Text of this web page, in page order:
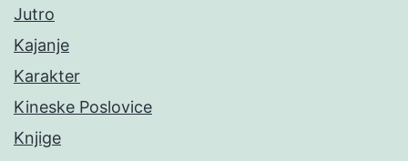
Jutro
Kajanje
Karakter
Kineske Poslovice
Knjige